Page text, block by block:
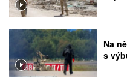
Na
s